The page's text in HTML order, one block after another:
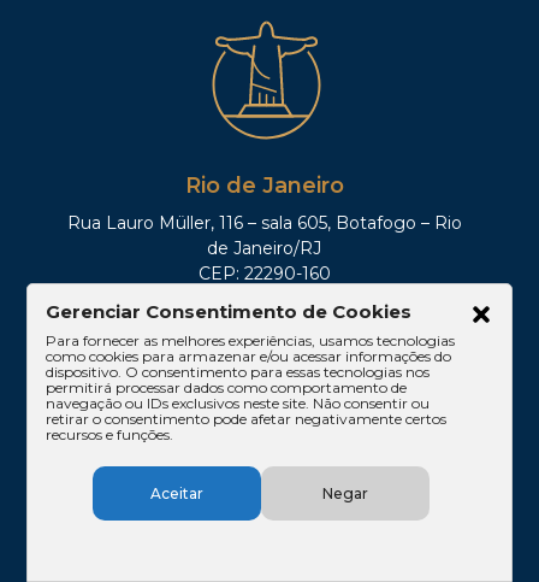
Rio de Janeiro
Rua Lauro Müller, 116 – sala 605, Botafogo – Rio
de Janeiro/RJ
CEP: 22290-160
Tel: (21)3212-0100
Brasília
CEP: 71625-300
Gerenciar Consentimento de Cookies
Para fornecer as melhores experiências, usamos tecnologias
como cookies para armazenar e/ou acessar informações do
dispositivo. O consentimento para essas tecnologias nos
permitirá processar dados como comportamento de
navegação ou IDs exclusivos neste site. Não consentir ou
retirar o consentimento pode afetar negativamente certos
recursos e funções.
Aceitar Negar